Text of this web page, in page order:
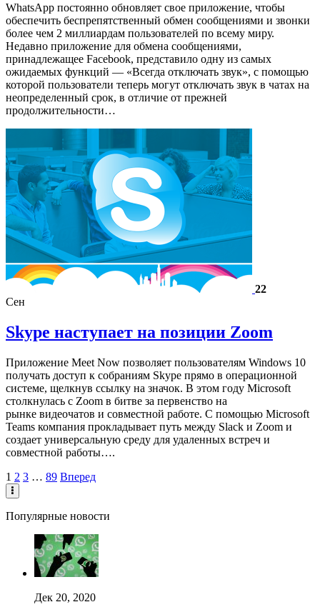
WhatsApp постоянно обновляет свое приложение, чтобы
обеспечить беспрепятственный обмен сообщениями и звонки
более чем 2 миллиардам пользователей по всему миру.
Недавно приложение для обмена сообщениями,
принадлежащее Facebook, представило одну из самых
ожидаемых функций — «Всегда отключать звук», с помощью
которой пользователи теперь могут отключать звук в чатах на
неопределенный срок, в отличие от прежней
продолжительности…
22
Сен
Skype наступает на позиции Zoom
Приложение Meet Now позволяет пользователям Windows 10
получать доступ к собраниям Skype прямо в операционной
системе, щелкнув ссылку на значок. В этом году Microsoft
столкнулась с Zoom в битве за первенство на
рынке видеочатов и совместной работе. С помощью Microsoft
Teams компания прокладывает путь между Slack и Zoom и
создает универсальную среду для удаленных встреч и
совместной работы….
1 2 3 … 89 Вперед
Популярные новости
Дек 20, 2020